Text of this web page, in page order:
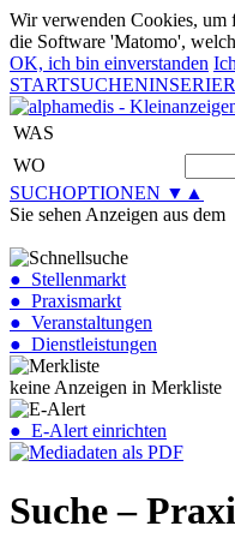
Wir verwenden Cookies, um
die Software 'Matomo',
OK, ich bin einverstanden
STARTSUCHEN
WAS
WO
SUCHOPTIONEN ▼▲
Sie sehen Anzeigen aus dem
● Stellenmarkt
● Praxismarkt
● Veranstaltungen
● Dienstleistungen
keine Anzeigen in Merkliste
● E-Alert einrichten
Suche –